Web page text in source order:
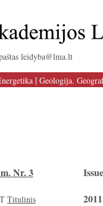
leidyba@lma.lt
| Geologija.
Nr. 3
Titulinis